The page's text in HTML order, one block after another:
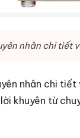
nhân chi
nhân chi
khuyên từ